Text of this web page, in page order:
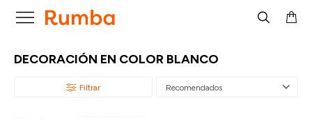

DECORACIÓN EN COLOR BLANCO
Recomendados